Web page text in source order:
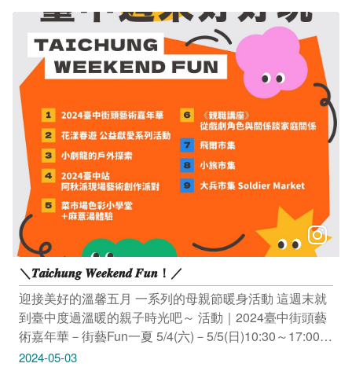
漾春遊 ❀ 公益獻愛系列活動 溫暖花藝公益市集 ꒱ 馨辰花
里工坊 5/4(六)11:00～20:00、5/5(日)11:00～18:00 親子
永生盆花DIY ꒱ 5/4(六)14:00、16:00 臺中驛鐵道文化園區
舊軌月台區 (臺中市中區台灣大道一段1號) 樂愛運動 ꒱ 不
老青春鬥陣走 5/4(六)15:00 臺中驛鐵道文化園區 舊軌小
舞台 (臺中市中區台灣大道一段1號) 活動連結：
https://reurl.cc/QR750Z -------------------------------- 活動｜小
劇龍的戶外探索 親子植栽導覽X小木龍彩繪X午茶小點心
5/4(六)16:00～17:40 臺中國家歌劇院 (臺中市西屯區惠來
路二段101號) ※大人、小孩均需購票喲 活動連結：
https://reurl.cc/z1Ma67 -------------------------------- 活動｜
2024臺中站 ▸ 阿秋派現場藝術創作派對 5/4(六)10:00～
19:00 精神時光屋滑板道場 (臺中市大肚區興和路191-11
號) 活動連結：https://reurl.cc/4r4z33 ----------------------------
---- 活動｜菜市場色彩小學堂＋麻薏湯體驗 5/4(六)09:30
～12:00 第四市場 (臺中市東區南京路36號) 活動連結：
https://reurl.cc/aqkY1Z -------------------------------- 活動｜
❰親職講座❱ 從戲劇角色與關係談家庭關係 5/4(六)10:00
～17:00 臺中市西區忠明南路203號2樓 活動連結：
https://reurl.cc/8vWaeb -------------------------------- 市集｜飛
＼𝑻𝒂𝒊𝒄𝒉𝒖𝒏𝒈 𝑾𝒆𝒆𝒌𝒆𝒏𝒅 𝑭𝒖𝒏！／
迎接美好的溫馨五月 一系列的母親節暖身活動 這週末就
到臺中度過溫暖的親子時光吧～ 活動｜2024臺中街頭藝
術嘉年華－街藝Fun一夏 5/4(六)－5/5(日)10:30～17:00
大里藝術廣場 (臺中市大里區科技路1號) 活動連結：
2024-05-03